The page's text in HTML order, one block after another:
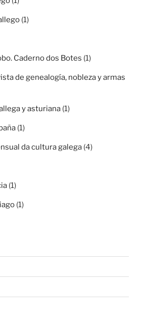
(1)
Caderno dos Botes (1)
de genealogía, nobleza y armas
y asturiana (1)
(1)
da cultura galega (4)
(1)
(1)